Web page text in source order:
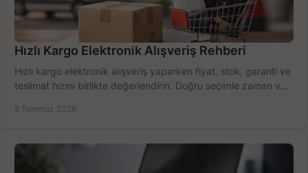
Hızlı Kargo Elektronik Alışveriş Rehberi
Hızlı kargo elektronik alışveriş yaparken fiyat, stok, garanti ve
teslimat hızını birlikte değerlendirin. Doğru seçimle zaman ve
8 Temmuz 2026